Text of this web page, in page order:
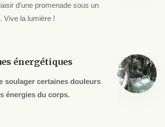
d’une promenade sous un
Vive la lumière !
énergétiques
soulager certaines douleurs
énergies du corps.